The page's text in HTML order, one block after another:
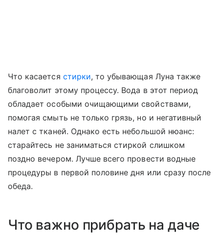
Что касается стирки, то убывающая Луна также
благоволит этому процессу. Вода в этот период
обладает особыми очищающими свойствами,
помогая смыть не только грязь, но и негативный
налет с тканей. Однако есть небольшой нюанс:
старайтесь не заниматься стиркой слишком
поздно вечером. Лучше всего провести водные
процедуры в первой половине дня или сразу после
обеда.
Что важно прибрать на даче